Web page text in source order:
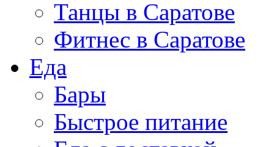
Танцы в Саратове
Фитнес в Саратове
Еда
Бары
Быстрое питание